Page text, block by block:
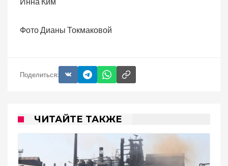
Фото Дианы Токмаковой
Поделиться:
ЧИТАЙТЕ ТАКЖЕ